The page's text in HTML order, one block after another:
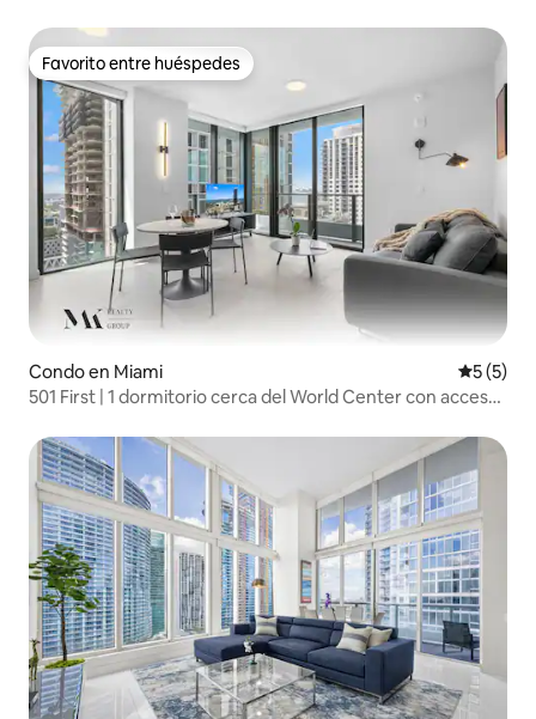
Favorito entre huéspedes
Favorito entre huéspedes
Condo en Miami
5 (5)
501 First | 1 dormitorio cerca del World Center con acceso